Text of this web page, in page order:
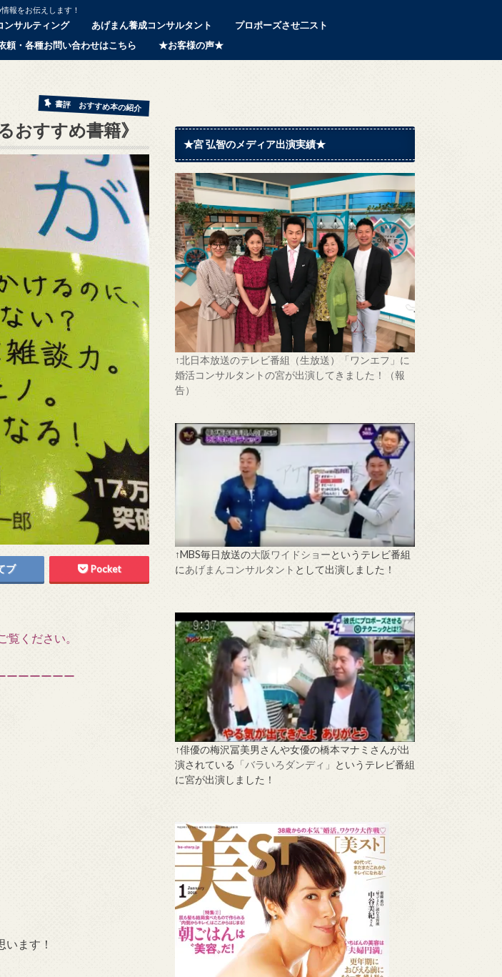
報をお伝えします！
ンサルティング あげまん養成コンサルタント
プロポーズさせ二スト
頼・各種お問い合わせはこちら ★お客様の声★
書評 おすすめ本の紹介
おすすめ書籍》
ブ Pocket
覧ください。
ーーーーーー
ます！
★宮 弘智のメディア出演実績★
↑北日本放送のテレビ番組（生放送）「ワンエフ」に
婚活コンサルタントの宮が出演してきました！（報
告）
↑MBS毎日放送の大阪ワイドショーというテレビ番組
にあげまんコンサルタント として出演しました！
↑俳優の梅沢冨美男さんや女優の橋本マナミさんが出
演されている 「バラいろダンディ」 というテレビ番組
に宮が出演しました！